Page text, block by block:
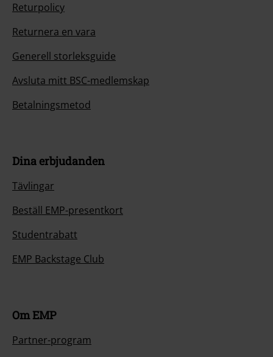
Returpolicy
Returnera en vara
Generell storleksguide
Avsluta mitt BSC-medlemskap
Betalningsmetod
Dina erbjudanden
Tävlingar
Beställ EMP-presentkort
Studentrabatt
EMP Backstage Club
Om EMP
Partner-program